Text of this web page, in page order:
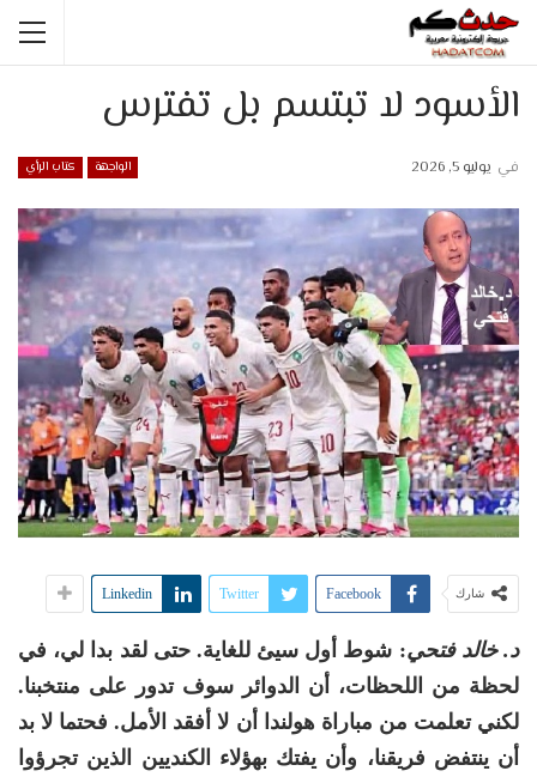
الأسود لا تبتسم بل تفترس
الواجهة كتاب الرأي في يوليو 5, 2026
شارك Facebook
Twitter
Linkedin
د. خالد فتحي: شوط أول سيئ للغاية. حتى لقد بدا لي، في
لحظة من اللحظات، أن الدوائر سوف تدور على منتخبنا.
لكني تعلمت من مباراة هولندا أن لا أفقد الأمل. فحتما لا بد
أن ينتفض فريقنا، وأن يفتك بهؤلاء الكنديين الذين تجرؤوا